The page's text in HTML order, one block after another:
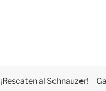
¡Rescaten al Schnauzer!